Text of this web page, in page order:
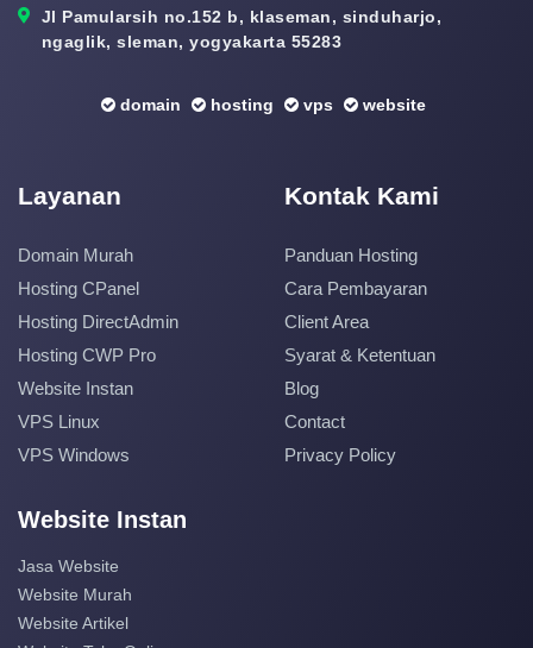
Jl Pamularsih no.152 b, klaseman, sinduharjo,
ngaglik, sleman, yogyakarta 55283
domain hosting vps website
Layanan
Domain Murah
Hosting CPanel
Hosting DirectAdmin
Hosting CWP Pro
Website Instan
VPS Linux
VPS Windows
Kontak Kami
Panduan Hosting
Cara Pembayaran
Client Area
Syarat & Ketentuan
Blog
Contact
Privacy Policy
Website Instan
Jasa Website
Website Murah
Website Artikel